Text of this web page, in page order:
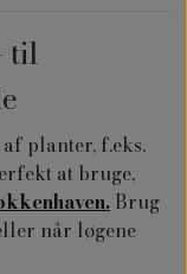
til
planter, f.eks.
at bruge,
Brug
når løgene